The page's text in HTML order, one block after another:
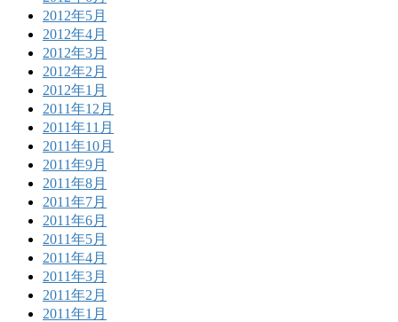
2012年5月
2012年4月
2012年3月
2012年2月
2012年1月
2011年12月
2011年11月
2011年10月
2011年9月
2011年8月
2011年7月
2011年6月
2011年5月
2011年4月
2011年3月
2011年2月
2011年1月